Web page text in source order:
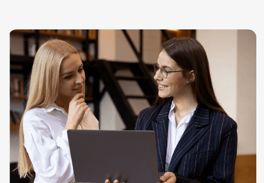
Работа почерковеда
одновременно
и ответственная,
и скрупулезная,
и увлекательная